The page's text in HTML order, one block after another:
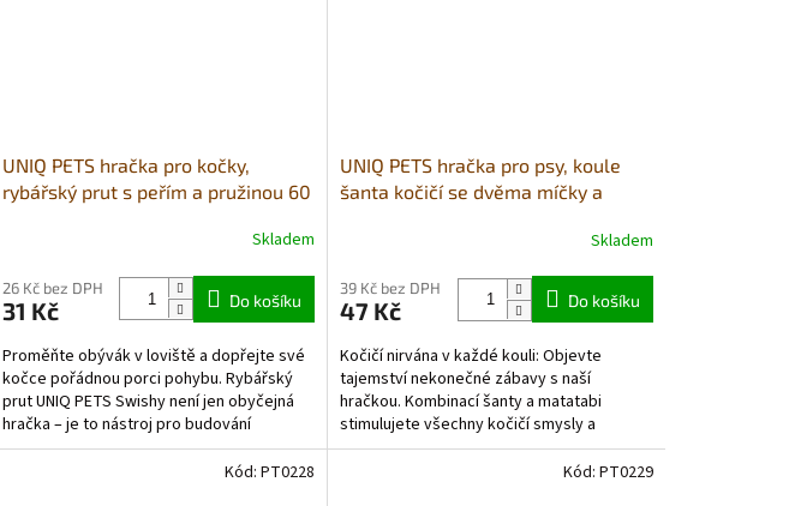
UNIQ PETS hračka pro kočky,
rybářský prut s peřím a pružinou 60
Skladem
26 Kč bez DPH
31 Kč Do košíku
Proměňte obývák v loviště a dopřejte své
kočce pořádnou porci pohybu. Rybářský
prut UNIQ PETS Swishy není jen obyčejná
hračka – je to nástroj pro budování
kondice, bystření...
UNIQ PETS hračka pro psy, koule
šanta kočičí se dvěma míčky a
Skladem
39 Kč bez DPH
47 Kč Do košíku
Kočičí nirvána v každé kouli: Objevte
tajemství nekonečné zábavy s naší
hračkou. Kombinací šanty a matatabi
stimulujete všechny kočičí smysly a
zajistíte vašemu mazlíčkovi...
Kód: PT0228 Kód: PT0229